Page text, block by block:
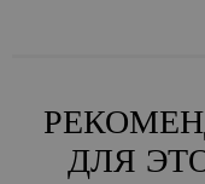
ДЛЯ